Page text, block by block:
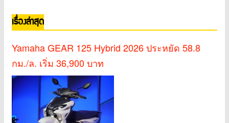
เรื่องล่าสุด
Yamaha GEAR 125 Hybrid 2026 ประหยัด 58.8
กม./ล. เริ่ม 36,900 บาท